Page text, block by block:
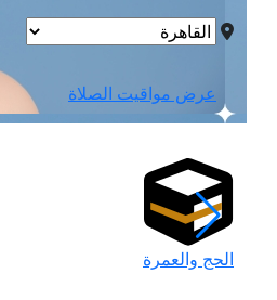
عرض مواقيت الصلاة
الحج والعمرة